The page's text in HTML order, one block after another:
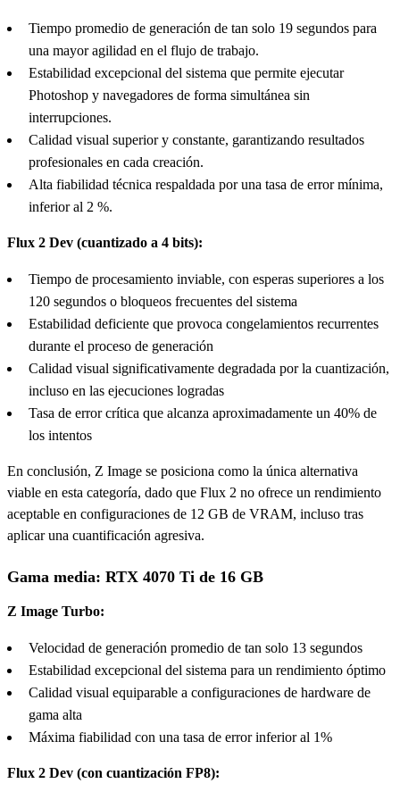
Tiempo promedio de generación de tan solo 19 segundos para
una mayor agilidad en el flujo de trabajo.
Estabilidad excepcional del sistema que permite ejecutar
Photoshop y navegadores de forma simultánea sin
interrupciones.
Calidad visual superior y constante, garantizando resultados
profesionales en cada creación.
Alta fiabilidad técnica respaldada por una tasa de error mínima,
inferior al 2 %.
Flux 2 Dev (cuantizado a 4 bits):
Tiempo de procesamiento inviable, con esperas superiores a los
120 segundos o bloqueos frecuentes del sistema
Estabilidad deficiente que provoca congelamientos recurrentes
durante el proceso de generación
Calidad visual significativamente degradada por la cuantización,
incluso en las ejecuciones logradas
Tasa de error crítica que alcanza aproximadamente un 40% de
los intentos
En conclusión, Z Image se posiciona como la única alternativa
viable en esta categoría, dado que Flux 2 no ofrece un rendimiento
aceptable en configuraciones de 12 GB de VRAM, incluso tras
aplicar una cuantificación agresiva.
Gama media: RTX 4070 Ti de 16 GB
Z Image Turbo:
Velocidad de generación promedio de tan solo 13 segundos
Estabilidad excepcional del sistema para un rendimiento óptimo
Calidad visual equiparable a configuraciones de hardware de
gama alta
Máxima fiabilidad con una tasa de error inferior al 1%
Flux 2 Dev (con cuantización FP8):